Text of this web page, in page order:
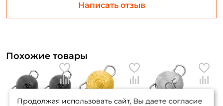
Написать отзыв
Похожие товары
Продолжая использовать сайт, Вы даете согласие